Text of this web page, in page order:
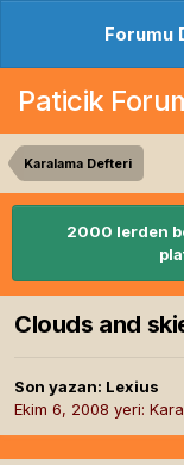
Forumu
Paticik
Karalama Defteri
2000 lerden
Clouds and
Son yazan: Lexius
Ekim 6, 2008 yeri: